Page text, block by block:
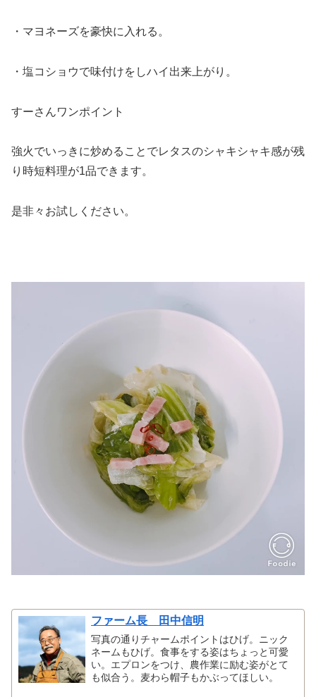
・マヨネーズを豪快に入れる。
・塩コショウで味付けをしハイ出来上がり。
すーさんワンポイント
強火でいっきに炒めることでレタスのシャキシャキ感が残
り時短料理が1品できます。
是非々お試しください。
​ファーム長 田中信明
写真の通りチャームポイントはひげ。ニック
ネームもひげ。食事をする姿はちょっと可愛
い。エプロンをつけ、農作業に励む姿がとて
も似合う。麦わら帽子もかぶってほしい。